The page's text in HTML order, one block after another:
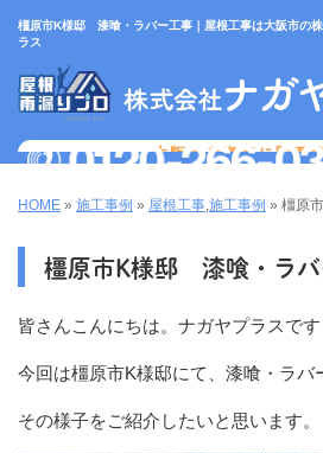
橿原市K様邸 漆喰・ラバー工事｜屋根工事は大阪市の
ラス
HOME » 施工事例 » 屋根工事 施工事例 » 橿原
橿原市K様邸 漆喰・ラ
皆さんこんにちは。ナガヤプラスです
今回は橿原市K様邸にて、漆喰・ラバ
その様子をご紹介したいと思います。